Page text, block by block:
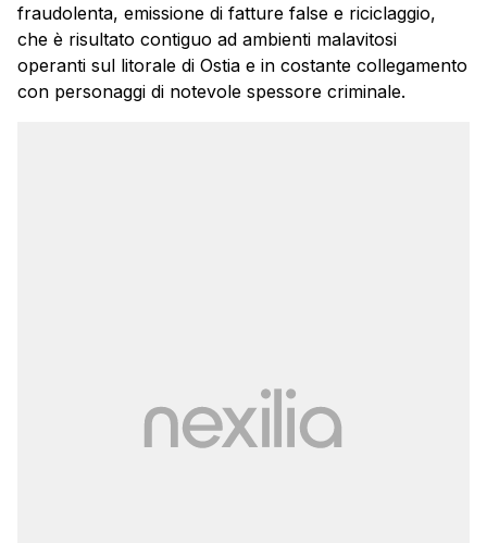
fraudolenta, emissione di fatture false e riciclaggio,
che è risultato contiguo ad ambienti malavitosi
operanti sul litorale di Ostia e in costante collegamento
con personaggi di notevole spessore criminale.